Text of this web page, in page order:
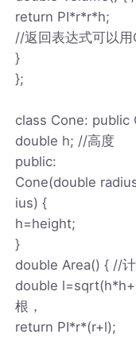
return PI*r*r*h;
//返回表达式可以
}
};
class Cone: public
double h; //高度
public:
Cone(double
ius) {
h=height;
}
double Area() { //
double
根，
return PI*r*(r+l);